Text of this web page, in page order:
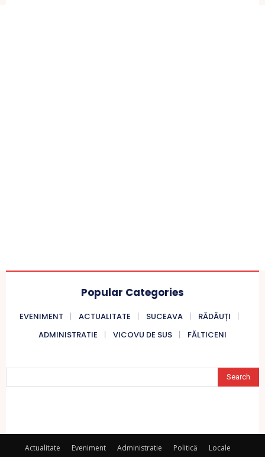
Popular Categories
EVENIMENT ACTUALITATE SUCEAVA
RĂDĂUȚI
ADMINISTRATIE
VICOVU DE SUS FĂLTICENI
Search
Actualitate Eveniment Administratie Politică
Locale